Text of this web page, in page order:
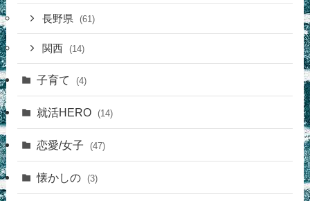
長野県 (61)
関西 (14)
子育て (4)
就活HERO (14)
恋愛/女子 (47)
懐かしの (3)